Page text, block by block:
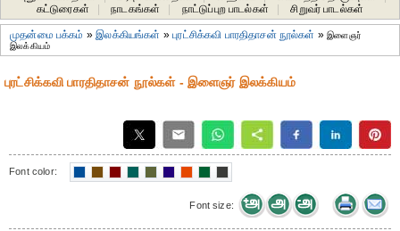
கட்டுரைகள்
நாடகங்கள் நாட்டுப்புற பாடல்கள் சிறுவர் பாடல்கள்
முதன்மை பக்கம் »இலக்கியங்கள் »புரட்சிக்கவி பாரதிதாசன் நூல்கள் »இளைஞர்
இலக்கியம்
புரட்சிக்கவி பாரதிதாசன் நூல்கள் - இளைஞர் இலக்கியம்
Font color:
Font size: